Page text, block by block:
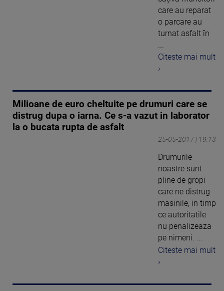
care au reparat
o parcare au
turnat asfalt în
Citeste mai mult
›
Milioane de euro cheltuite pe drumuri care se
distrug dupa o iarna. Ce s-a vazut in laborator
la o bucata rupta de asfalt
25-05-2017 | 19:13
Drumurile
noastre sunt
pline de gropi
care ne distrug
masinile, in timp
ce autoritatile
nu penalizeaza
pe nimeni. ...
Citeste mai mult
›